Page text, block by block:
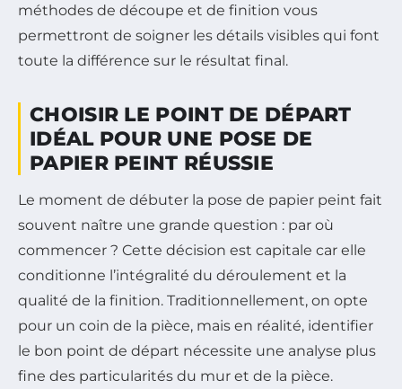
méthodes de découpe et de finition vous
permettront de soigner les détails visibles qui font
toute la différence sur le résultat final.
CHOISIR LE POINT DE DÉPART
IDÉAL POUR UNE POSE DE
PAPIER PEINT RÉUSSIE
Le moment de débuter la pose de papier peint fait
souvent naître une grande question : par où
commencer ? Cette décision est capitale car elle
conditionne l’intégralité du déroulement et la
qualité de la finition. Traditionnellement, on opte
pour un coin de la pièce, mais en réalité, identifier
le bon point de départ nécessite une analyse plus
fine des particularités du mur et de la pièce.